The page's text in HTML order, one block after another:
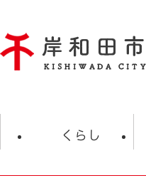
ジ
の
くらし